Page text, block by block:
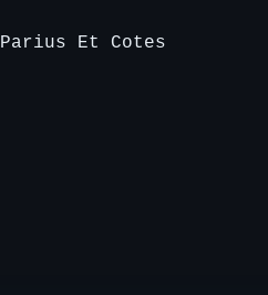
Parius Et Cotes